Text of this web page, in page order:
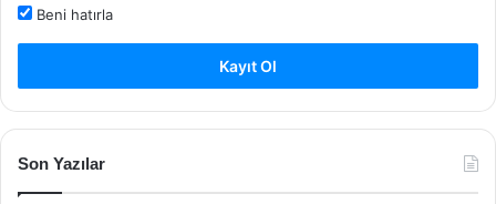
Beni hatırla
Kayıt Ol
Son Yazılar